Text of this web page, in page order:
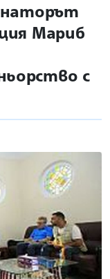
Мариб
с